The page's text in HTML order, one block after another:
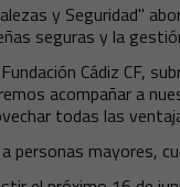
y Seguridad"
seguras y la
Cádiz CF,
acompañar a
todas las
personas mayores,